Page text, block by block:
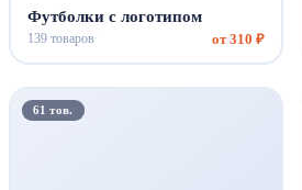
Футболки с логотипом
139 товаров· от 310 ₽
61 тов.